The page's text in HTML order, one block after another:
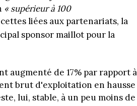
« supérieur à 100
liées aux partenariats, la
sponsor maillot pour la
augmenté de 17% par rapport à
brut d'exploitation en hausse
lui, stable, à un peu moins de